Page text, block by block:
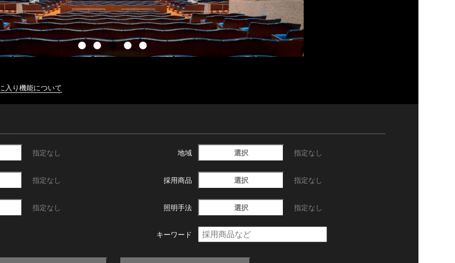
入り機能について
指定なし 地域 選択 指定なし
指定なし 採用商品 選択 指定なし
指定なし 照明手法 選択 指定なし
キーワード